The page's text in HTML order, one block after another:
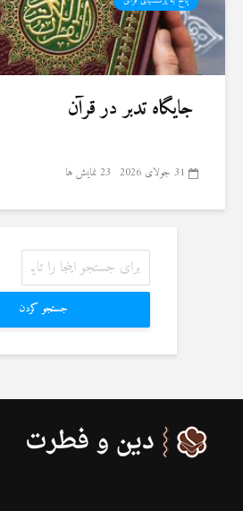
جایگاه تدبر در قرآن
31 جولای 2026 23 نمایش ها
جستجو کردن